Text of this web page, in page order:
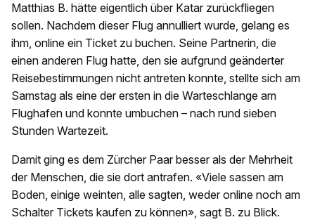
Matthias B. hätte eigentlich über Katar zurückfliegen
sollen. Nachdem dieser Flug annulliert wurde, gelang es
ihm, online ein Ticket zu buchen. Seine Partnerin, die
einen anderen Flug hatte, den sie aufgrund geänderter
Reisebestimmungen nicht antreten konnte, stellte sich am
Samstag als eine der ersten in die Warteschlange am
Flughafen und konnte umbuchen – nach rund sieben
Stunden Wartezeit.
Damit ging es dem Zürcher Paar besser als der Mehrheit
der Menschen, die sie dort antrafen. «Viele sassen am
Boden, einige weinten, alle sagten, weder online noch am
Schalter Tickets kaufen zu können», sagt B. zu Blick.